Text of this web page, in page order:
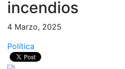
incendios
4 Marzo, 2025
Política